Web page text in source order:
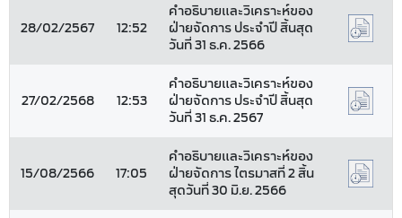
28/02/2567 12:52
คำอธิบายและวิเคราะห์ของ
ฝ่ายจัดการ ประจำปี สิ้นสุด
วันที่ 31 ธ.ค. 2566
27/02/2568 12:53
คำอธิบายและวิเคราะห์ของ
ฝ่ายจัดการ ประจำปี สิ้นสุด
วันที่ 31 ธ.ค. 2567
15/08/2566 17:05
คำอธิบายและวิเคราะห์ของ
ฝ่ายจัดการ ไตรมาสที่ 2 สิ้น
สุดวันที่ 30 มิ.ย. 2566